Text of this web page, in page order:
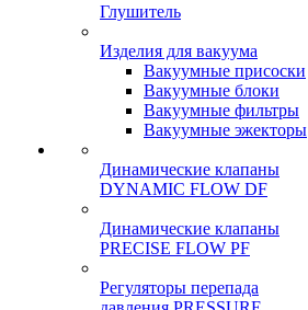
Глушитель
Изделия для вакуума
Вакуумные присоски
Вакуумные блоки
Вакуумные фильтры
Вакуумные эжекторы
Динамические клапаны
DYNAMIC FLOW DF
Динамические клапаны
PRECISE FLOW PF
Регуляторы перепада